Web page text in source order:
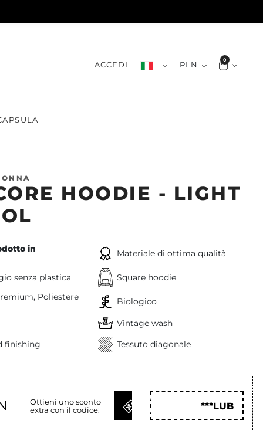
ACCEDI PLN 0
HOODIE - LIGHT
in
Materiale di ottima qualità
senza plastica
Square hoodie
Poliestere
Biologico
Vintage wash
finishing Tessuto diagonale
Ottieni uno sconto
extra con il codice:
OTTIENI
COD
***LUB